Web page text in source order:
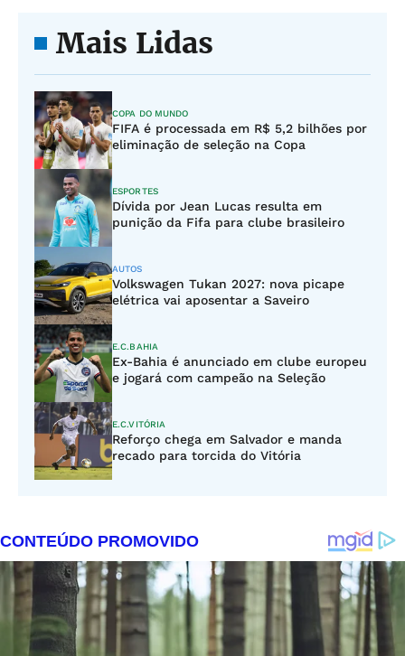
Mais Lidas
COPA DO MUNDO
FIFA é processada em R$ 5,2 bilhões por
eliminação de seleção na Copa
ESPORTES
Dívida por Jean Lucas resulta em
punição da Fifa para clube brasileiro
AUTOS
Volkswagen Tukan 2027: nova picape
elétrica vai aposentar a Saveiro
E.C.BAHIA
Ex-Bahia é anunciado em clube europeu
e jogará com campeão na Seleção
E.C.VITÓRIA
Reforço chega em Salvador e manda
recado para torcida do Vitória